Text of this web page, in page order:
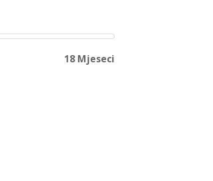
18 Mjeseci